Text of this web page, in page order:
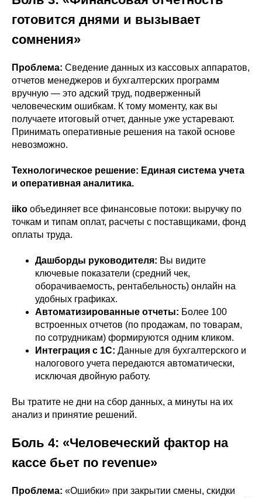
готовится днями и вызывает
сомнения»
Проблема: Сведение данных из кассовых аппаратов,
отчетов менеджеров и бухгалтерских программ
вручную — это адский труд, подверженный
человеческим ошибкам. К тому моменту, как вы
получаете итоговый отчет, данные уже устаревают.
Принимать оперативные решения на такой основе
невозможно.
Технологическое решение: Единая система учета
и оперативная аналитика.
iiko объединяет все финансовые потоки: выручку по
точкам и типам оплат, расчеты с поставщиками, фонд
оплаты труда.
Дашборды руководителя: Вы видите
ключевые показатели (средний чек,
оборачиваемость, рентабельность) онлайн на
удобных графиках.
Автоматизированные отчеты: Более 100
встроенных отчетов (по продажам, по товарам,
по сотрудникам) формируются одним кликом.
Интеграция с 1С: Данные для бухгалтерского и
налогового учета передаются автоматически,
исключая двойную работу.
Вы тратите не дни на сбор данных, а минуты на их
анализ и принятие решений.
Боль 4: «Человеческий фактор на
кассе бьет по revenue»
Проблема: «Ошибки» при закрытии смены, скидки